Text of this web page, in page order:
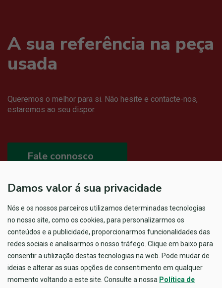
A sua referência na peça
usada
Queremos o melhor para si. Não hesite e contacte-nos,
estaremos ao seu dispor.
Fale connosco
Damos valor á sua privacidade
Nós e os nossos parceiros utilizamos determinadas tecnologias
no nosso site, como os cookies, para personalizarmos os
conteúdos e a publicidade, proporcionarmos funcionalidades das
redes sociais e analisarmos o nosso tráfego. Clique em baixo para
consentir a utilização destas tecnologias na web. Pode mudar de
ideias e alterar as suas opções de consentimento em qualquer
momento voltando a este site. Consulte a nossa Política de